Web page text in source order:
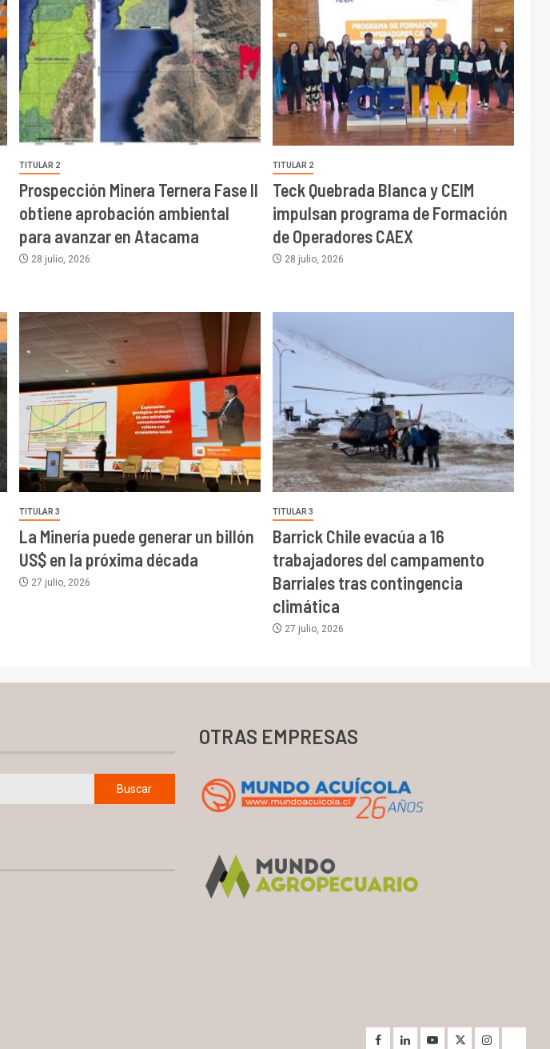
TITULAR 2
Prospección Minera Ternera Fase II
obtiene aprobación ambiental
para avanzar en Atacama
28 julio, 2026
TITULAR 2
Teck Quebrada Blanca y CEIM
impulsan programa de Formación
de Operadores CAEX
28 julio, 2026
TITULAR 3
La Minería puede generar un billón
US$ en la próxima década
27 julio, 2026
TITULAR 3
Barrick Chile evacúa a 16
trabajadores del campamento
Barriales tras contingencia
climática
27 julio, 2026
OTRAS EMPRESAS